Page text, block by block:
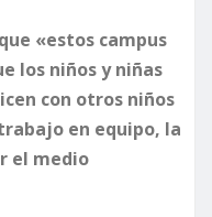
que «estos campus
los niños y niñas
con otros niños
en equipo, la
el medio